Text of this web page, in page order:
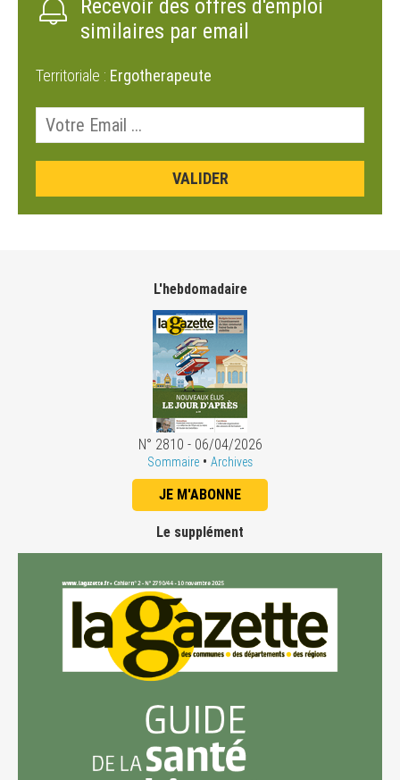
Recevoir des offres d'emploi
similaires par email
Territoriale : Ergotherapeute
L'hebdomadaire
N° 2810 - 06/04/2026
Sommaire • Archives
JE M'ABONNE
Le supplément